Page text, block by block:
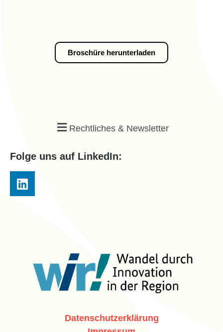
Broschüre herunterladen
Rechtliches & Newsletter
Folge uns auf LinkedIn:
Datenschutzerklärung